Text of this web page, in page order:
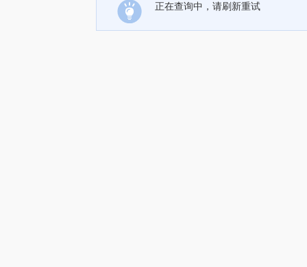
正在查询中，请刷新重试